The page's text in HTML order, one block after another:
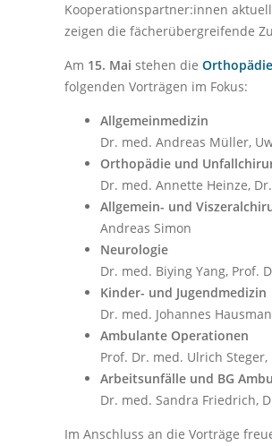
Kooperationspartner:innen
zeigen die fächerübergreifende
Am 15. Mai stehen die
folgenden Vorträgen im Fokus:
Allgemeinmedizin
Dr. med. Andreas Müller,
Orthopädie und
Dr. med. Annette Heinze,
Allgemein- und
Andreas Simon
Neurologie
Dr. med. Biying Yang, Prof.
Kinder- und Jugendmedizin
Dr. med. Johannes
Ambulante Operationen
Prof. Dr. med. Ulrich
Arbeitsunfälle und BG
Dr. med. Sandra Friedrich,
Im Anschluss an die Vorträge